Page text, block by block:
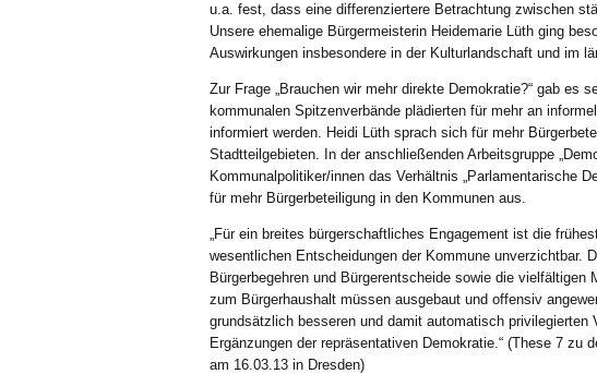
u.a. fest, dass eine differenziertere Betrachtung zwischen
Unsere ehemalige Bürgermeisterin Heidemarie Lüth ging
Auswirkungen insbesondere in der Kulturlandschaft und im
Zur Frage „Brauchen wir mehr direkte Demokratie?“ gab es
kommunalen Spitzenverbände plädierten für mehr an
informiert werden. Heidi Lüth sprach sich für mehr
Stadtteilgebieten. In der anschließenden Arbeitsgruppe
Kommunalpolitiker/innen das Verhältnis „Parlamentarische
für mehr Bürgerbeteiligung in den Kommunen aus.
„Für ein breites bürgerschaftliches Engagement ist die
wesentlichen Entscheidungen der Kommune unverzichtbar.
Bürgerbegehren und Bürgerentscheide sowie die
zum Bürgerhaushalt müssen ausgebaut und offensiv
grundsätzlich besseren und damit automatisch privilegierten
Ergänzungen der repräsentativen Demokratie.“ (These 7
am 16.03.13 in Dresden)